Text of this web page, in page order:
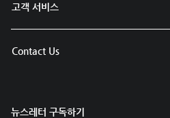
고객 서비스
Contact Us
뉴스레터 구독하기